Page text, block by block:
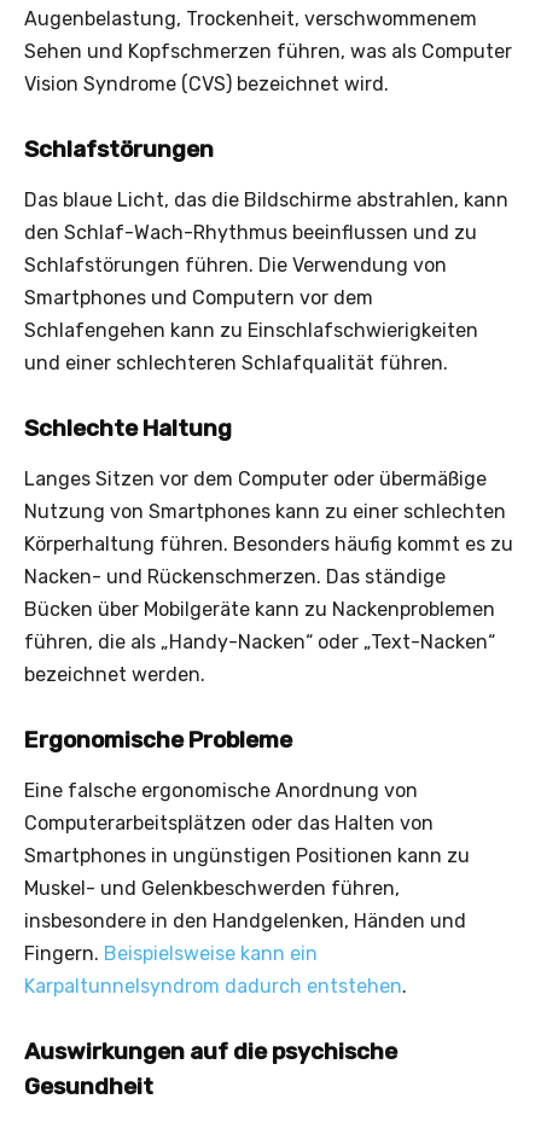
Augenbelastung, Trockenheit, verschwommenem
Sehen und Kopfschmerzen führen, was als Computer
Vision Syndrome (CVS) bezeichnet wird.
Schlafstörungen
Das blaue Licht, das die Bildschirme abstrahlen, kann
den Schlaf-Wach-Rhythmus beeinflussen und zu
Schlafstörungen führen. Die Verwendung von
Smartphones und Computern vor dem
Schlafengehen kann zu Einschlafschwierigkeiten
und einer schlechteren Schlafqualität führen.
Schlechte Haltung
Langes Sitzen vor dem Computer oder übermäßige
Nutzung von Smartphones kann zu einer schlechten
Körperhaltung führen. Besonders häufig kommt es zu
Nacken- und Rückenschmerzen. Das ständige
Bücken über Mobilgeräte kann zu Nackenproblemen
führen, die als „Handy-Nacken“ oder „Text-Nacken“
bezeichnet werden.
Ergonomische Probleme
Eine falsche ergonomische Anordnung von
Computerarbeitsplätzen oder das Halten von
Smartphones in ungünstigen Positionen kann zu
Muskel- und Gelenkbeschwerden führen,
insbesondere in den Handgelenken, Händen und
Fingern. Beispielsweise kann ein
Karpaltunnelsyndrom dadurch entstehen.
Auswirkungen auf die psychische
Gesundheit